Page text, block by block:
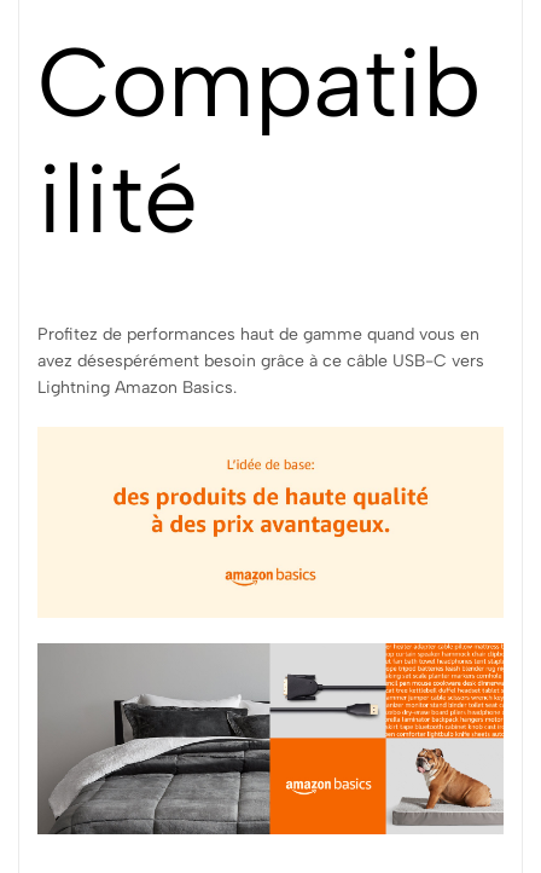
Compatib
ilité
Profitez de performances haut de gamme quand vous en
avez désespérément besoin grâce à ce câble USB-C vers
Lightning Amazon Basics.